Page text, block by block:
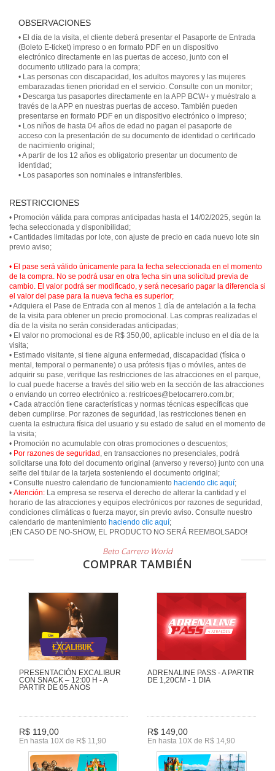
OBSERVACIONES
• El día de la visita, el cliente deberá presentar el Pasaporte de Entrada
(Boleto E-ticket) impreso o en formato PDF en un dispositivo
electrónico directamente en las puertas de acceso, junto con el
documento utilizado para la compra;
• Las personas con discapacidad, los adultos mayores y las mujeres
embarazadas tienen prioridad en el servicio. Consulte con un monitor;
• Descarga tus pasaportes directamente en la APP BCW+ y muéstralo a
través de la APP en nuestras puertas de acceso. También pueden
presentarse en formato PDF en un dispositivo electrónico o impreso;
• Los niños de hasta 04 años de edad no pagan el pasaporte de
acceso con la presentación de su documento de identidad o certificado
de nacimiento original;
• A partir de los 12 años es obligatorio presentar un documento de
identidad;
• Los pasaportes son nominales e intransferibles.
RESTRICCIONES
• Promoción válida para compras anticipadas hasta el 14/02/2025, según la
fecha seleccionada y disponibilidad;
• Cantidades limitadas por lote, con ajuste de precio en cada nuevo lote sin
previo aviso;
• El pase será válido únicamente para la fecha seleccionada en el momento
de la compra. No se podrá usar en otra fecha sin una solicitud previa de
cambio. El valor podrá ser modificado, y será necesario pagar la diferencia si
el valor del pase para la nueva fecha es superior;
• Adquiera el Pase de Entrada con al menos 1 día de antelación a la fecha
de la visita para obtener un precio promocional. Las compras realizadas el
día de la visita no serán consideradas anticipadas;
• El valor no promocional es de R$ 350,00, aplicable incluso en el día de la
visita;
• Estimado visitante, si tiene alguna enfermedad, discapacidad (física o
mental, temporal o permanente) o usa prótesis fijas o móviles, antes de
adquirir su pase, verifique las restricciones de las atracciones en el parque,
lo cual puede hacerse a través del sitio web en la sección de las atracciones
o enviando un correo electrónico a: restricoes@betocarrero.com.br;
• Cada atracción tiene características y normas técnicas específicas que
deben cumplirse. Por razones de seguridad, las restricciones tienen en
cuenta la estructura física del usuario y su estado de salud en el momento de
la visita;
• Promoción no acumulable con otras promociones o descuentos;
• Por razones de seguridad , en transacciones no presenciales, podrá
solicitarse una foto del documento original (anverso y reverso) junto con una
selfie del titular de la tarjeta sosteniendo el documento original;
• Consulte nuestro calendario de funcionamiento haciendo clic aquí;
• Atención: La empresa se reserva el derecho de alterar la cantidad y el
horario de las atracciones y equipos electrónicos por razones de seguridad,
condiciones climáticas o fuerza mayor, sin previo aviso. Consulte nuestro
calendario de mantenimiento haciendo clic aquí;
¡EN CASO DE NO-SHOW, EL PRODUCTO NO SERÁ REEMBOLSADO!
Beto Carrero World
COMPRAR TAMBIÉN
PRESENTACIÓN EXCALIBUR
CON SNACK – 12:00 H - A
PARTIR DE 05 ANOS
R$ 119,00
En hasta 10X de R$ 11,90
ADRENALINE PASS - A PARTIR
DE 1,20CM - 1 DIA
R$ 149,00
En hasta 10X de R$ 14,90